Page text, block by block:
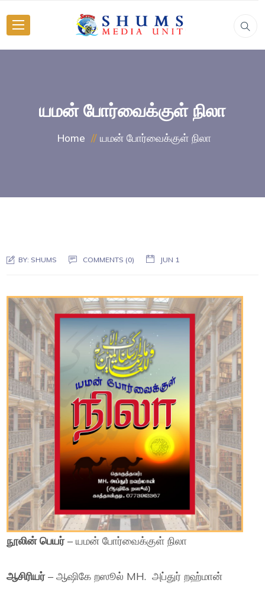
யமன் போர்வைக்குள் நிலா
Home யமன் போர்வைக்குள் நிலா
BY: SHUMS COMMENTS (0) JUN 1
நூலின் பெயர்– யமன் போர்வைக்குள் நிலா
ஆசிரியர்– ஆஷிகே றஸூல் MH. அப்துர் றஹ்மான்